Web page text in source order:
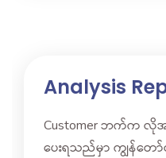
Analysis
Customer ဘက်က လို
ပေးရသည်မှာ ကျွန်တေ